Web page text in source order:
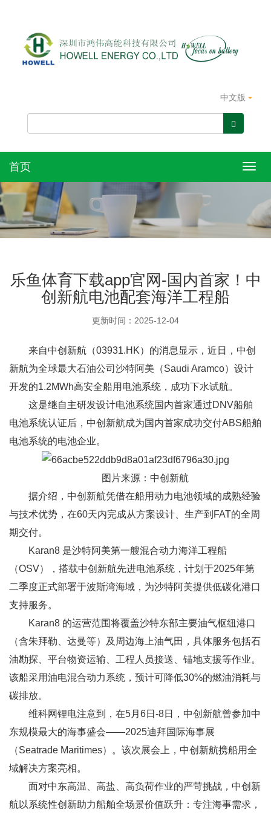
中文版
首页
乐鱼体育下载app官网-国内首家！中
创新航电池配套海洋工程船
更新时间：2025-12-04
来自中创新航（03931.HK）的消息显示，近日，中创
新航为全球最大石油公司沙特阿美（Saudi Aramco）设计
开发的1.2MWh高安全船用电池系统，成功下水试航。
这是继自主研发设计电池系统国内首家通过DNV船舶
电池系统认证后，中创新航成为国内首家成功交付ABS船舶
电池系统的电池企业。
图片来源：中创新航
据介绍，中创新航凭借在船用动力电池领域的成熟经验
与技术优势，在60天内完成从方案设计、生产到FAT的全周
期交付。
Karan8 是沙特阿美第一艘混合动力海洋工程船
（OSV），搭载中创新航先进电池系统，计划于2025年第
二季度正式部署于波斯湾海域，为沙特阿美提供低碳化港口
支持服务。
Karan8 的运营范围将覆盖沙特东部主要油气枢纽港口
（含朱拜勒、达曼等）及周边海上油气田，具体服务包括石
油勘探、平台物资运输、工程人员接送、锚地支援等作业。
该船采用油电混合动力系统，预计可降低30%的燃油消耗与
碳排放。
维科网锂电注意到，在5月6日-8日，中创新航曾参加中
东规模最大的海事盛会——2025迪拜国际海事展
（Seatrade Maritimes）。该次展会上，中创新航携船用全
域解决方案亮相。
面对中东高温、高盐、高负荷作业的严苛挑战，中创新
航以系统性创新助力船舶全场景价值跃升：专注海事需求，